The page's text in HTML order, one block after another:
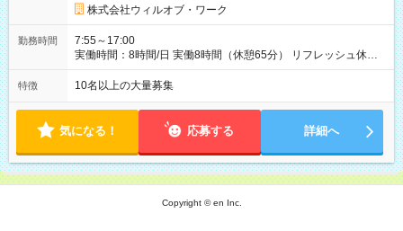
株式会社ウィルオブ・ワーク
勤務時間
7:55～17:00
実働時間：8時間/日 実働8時間（休憩65分） リフレッシュ休憩
あり（有給） 残業月5～10時間未満
特徴 10名以上の大量募集
気になる！ 応募する 詳細へ
Copyright © en Inc.